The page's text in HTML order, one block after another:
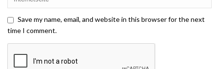
Save my name, email, and website in this browser for the next
time I comment.